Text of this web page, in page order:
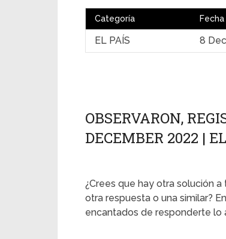
Categoría Fecha
EL PAÍS 8
OBSERVARON,
DECEMBER 2022 |
¿Crees que hay otra solución
otra respuesta o una similar?
encantados de responderte lo